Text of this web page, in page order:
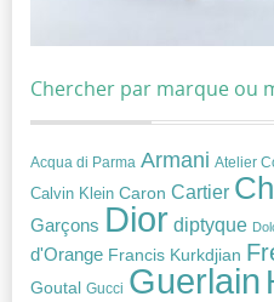
Chercher par marque ou
Acqua di Parma Armani Atelier
Calvin Klein Caron Cartier
Garçons Dior diptyque
d'Orange Francis Kurkdjian
Goutal Gucci Guerlain